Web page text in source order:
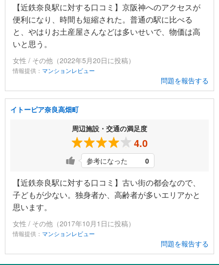
【近鉄奈良駅に対する口コミ】京阪神へのアクセスが
便利になり、時間も短縮された。普通の駅に比べる
と、やはりお土産屋さんなどは多いせいで、物価は高
いと思う。
女性 / その他（2022年5月20日に投稿）
情報提供： マンションレビュー
問題を報告する
イトーピア奈良高畑町
周辺施設・交通の満足度
4.0
参考になった 0
【近鉄奈良駅に対する口コミ】古い街の都会なので、
子どもが少ない。独身者か、高齢者が多いエリアかと
思います。
女性 / その他（2017年10月1日に投稿）
情報提供： マンションレビュー
問題を報告する